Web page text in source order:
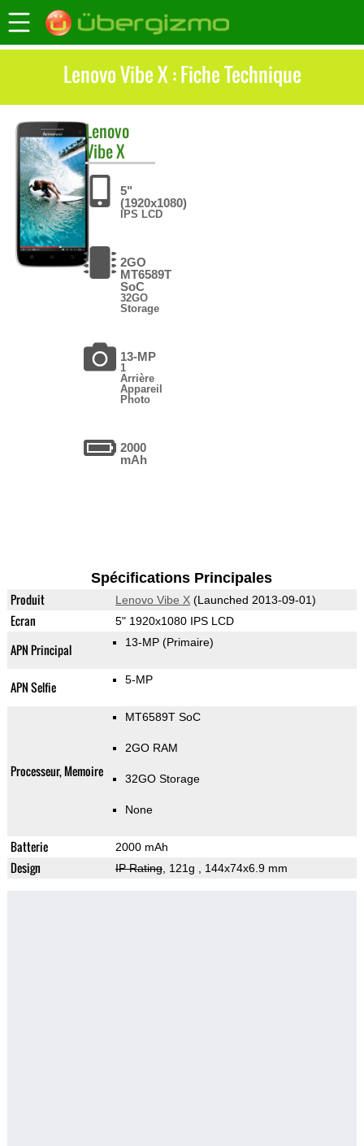
Lenovo Vibe X : Fiche Technique
Lenovo
Vibe X
5"
(1920x1080)
IPS LCD
2GO
MT6589T
SoC
32GO
Storage
13-MP
1
Arrière
Appareil
Photo
2000
mAh
Spécifications Principales
Produit Lenovo Vibe X(Launched 2013-09-01)
Ecran 5" 1920x1080 IPS LCD
APN Principal 13-MP (Primaire)
APN Selfie 5-MP
Processeur, Memoire
MT6589T SoC
2GO RAM
32GO Storage
None
Batterie 2000 mAh
Design IP Rating, 121g , 144x74x6.9 mm